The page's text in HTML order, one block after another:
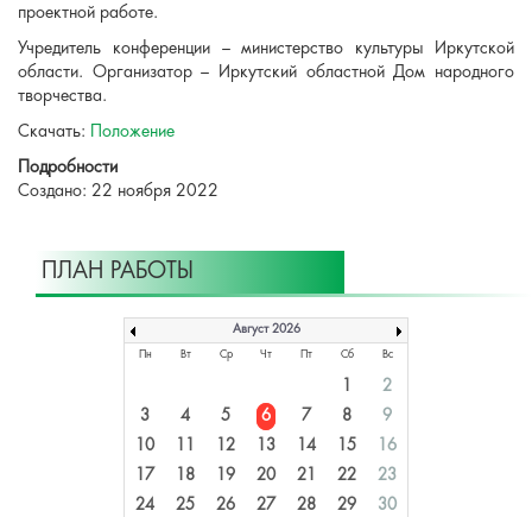
проектной работе.
Учредитель конференции – министерство культуры Иркутской
области. Организатор – Иркутский областной Дом народного
творчества.
Скачать:
Положение
Подробности
Создано: 22 ноября 2022
ПЛАН РАБОТЫ
Август 2026
Пн Вт Ср Чт Пт Сб Вс
1
2
3
4 5 6 7 8
9
10
11 12 13 14 15
16
17
18 19 20 21 22
23
24
25 26 27 28 29 30